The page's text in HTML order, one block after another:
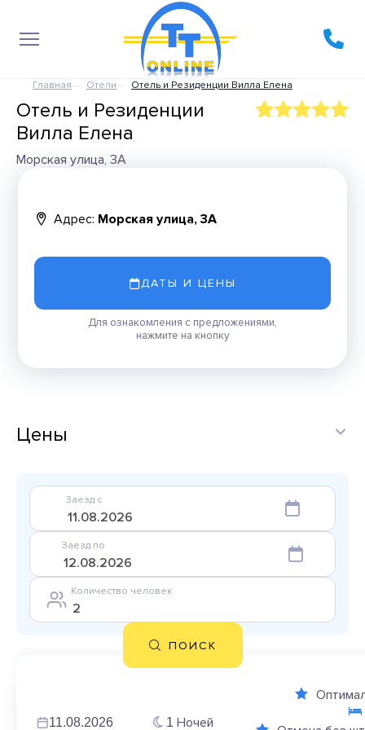
Главная Отели Отель и Резиденции Вилла Елена
Отель и Резиденции
Вилла Елена
Морская улица, 3А
Адрес: Морская улица, 3А
ДАТЫ И ЦЕНЫ
Для ознакомления с предложениями,
нажмите на кнопку
Цены
Заезд с
Заезд по
Количество человек
ПОИСК
11.08.2026 1 Ночей